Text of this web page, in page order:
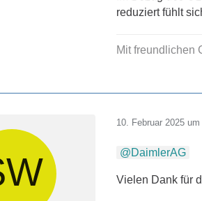
reduziert fühlt
Mit freundlichen
10. Februar 2025
DaimlerAG
Vielen Dank für